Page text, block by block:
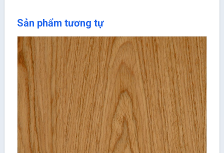
Sản phẩm tương tự